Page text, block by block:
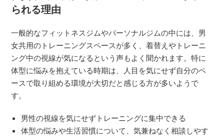
られる理由
一般的なフィットネスジムやパーソナルジムの中には、男
女共用のトレーニングスペースが多く、着替えやトレーニ
ング中の視線が気になるという声もよく聞かれます。特に
体型に悩みを抱えている時期は、人目を気にせず自分のペ
ースで取り組める環境が大切だと感じる方が多いようで
す。
男性の視線を気にせずトレーニングに集中できる
体型の悩みや生活習慣について、気兼ねなく相談しやす